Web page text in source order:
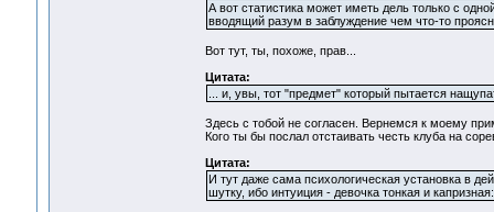
А вот статистика может иметь дель только с
вводящий разум в заблуждение чем что-то
Вот тут, ты, похоже, прав...
Цитата:
... и, увы, тот "предмет" который пытается
Здесь с тобой не согласен. Вернемся к моему
Кого ты бы послал отстаивать честь клуба на
Цитата:
И тут даже сама психологическая установка в
шутку, ибо интуиция - девочка тонкая и